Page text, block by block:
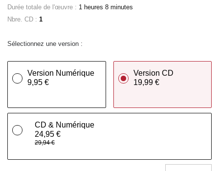
Durée totale de l'œuvre : 1 heures 8 minutes
Nbre. CD : 1
Sélectionnez une version :
Version Numérique
9,95 €
Version CD
19,99 €
CD & Numérique
24,95 €
29,94 €